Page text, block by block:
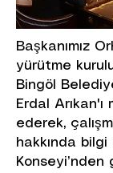
Başkanımız
yürütme
Bingöl
Erdal
ederek,
hakkında bilgi